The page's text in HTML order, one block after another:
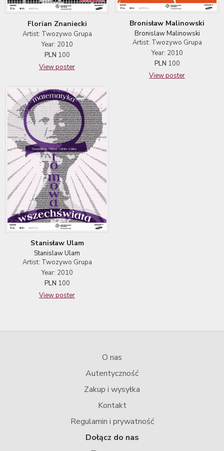
Florian Znaniecki
Artist: Twozywo Grupa
Year: 2010
PLN 100
View poster
Bronisław Malinowski
Bronislaw Malinowski
Artist: Twozywo Grupa
Year: 2010
PLN 100
View poster
Stanisław Ulam
Stanislaw Ulam
Artist: Twozywo Grupa
Year: 2010
PLN 100
View poster
O nas
Autentyczność
Zakup i wysyłka
Kontakt
Regulamin i prywatność
Dołącz do nas